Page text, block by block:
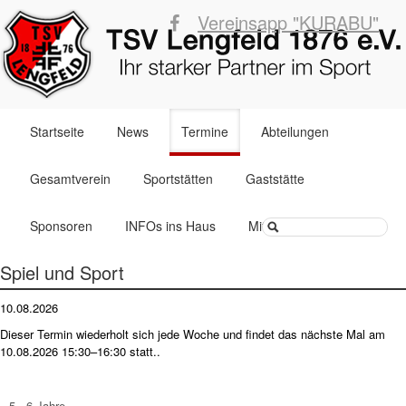
Vereinsapp "KURABU"
überspringen
Startseite News Termine Abteilungen
Gesamtverein Sportstätten Gaststätte
Sponsoren INFOs ins Haus Mitglied werden
Suchbegriffe
Spiel und Sport
10.08.2026
Dieser Termin wiederholt sich jede Woche und findet das nächste Mal am
10.08.2026 15:30–16:30 statt..